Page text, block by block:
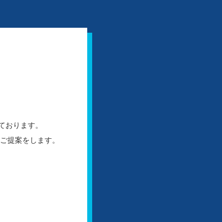
ります。
提案をします。